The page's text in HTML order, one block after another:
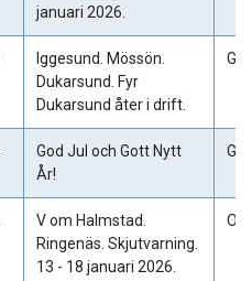
januari 2026.
Iggesund. Mössön.
Dukarsund. Fyr
Dukarsund åter i drift.
God Jul och Gott Nytt
År!
V om Halmstad.
Ringenäs. Skjutvarning.
13 - 18 januari 2026.